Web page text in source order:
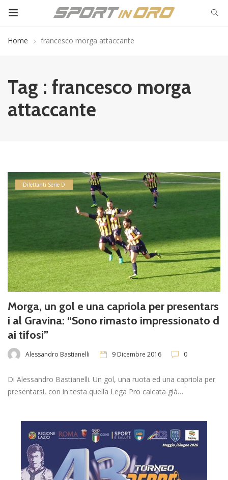
Home francesco morga attaccante
Tag : francesco morga
attaccante
Dilettanti Serie D
Morga, un gol e una capriola per presentars
i al Gravina: “Sono rimasto impressionato d
ai tifosi”
Alessandro Bastianelli 9 Dicembre 2016 0
Di Alessandro Bastianelli. Un gol, una ruota ed una capriola per
presentarsi, con in testa quella Lega Pro calcata già…